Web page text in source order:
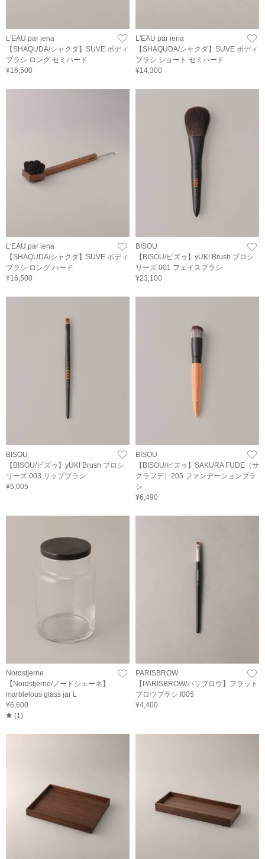
L'EAU par iena
【SHAQUDA/シャクダ】SUVE ボディ
ブラシ ロング セミハード
¥16,500
L'EAU par iena
【SHAQUDA/シャクダ】SUVE ボディ
ブラシ ショート セミハード
¥14,300
L'EAU par iena
【SHAQUDA/シャクダ】SUVE ボディ
ブラシ ロング ハード
¥16,500
BISOU
【BISOU/ビズゥ】yUKI Brush プロシ
リーズ 001 フェイスブラシ
¥23,100
BISOU
【BISOU/ビズゥ】yUKI Brush プロシ
リーズ 003 リップブラシ
¥5,005
BISOU
【BISOU/ビズゥ】SAKURA FUDE（サ
クラフデ）205 ファンデーションブラ
シ
¥6,490
Nordstjerne
【Nordstjerne/ノードシェーネ】
marblelous glass jar L
¥6,600
(1)
PARISBROW
【PARISBROW/パリブロウ】フラット
ブロウブラシ I005
¥4,400